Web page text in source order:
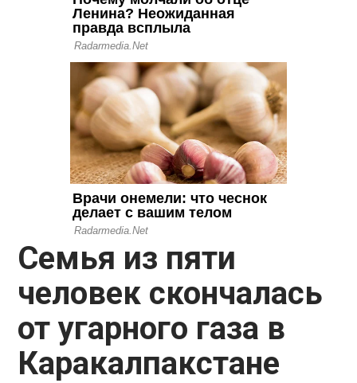
Семья из пяти
человек скончалась
от угарного газа в
Каракалпакстане